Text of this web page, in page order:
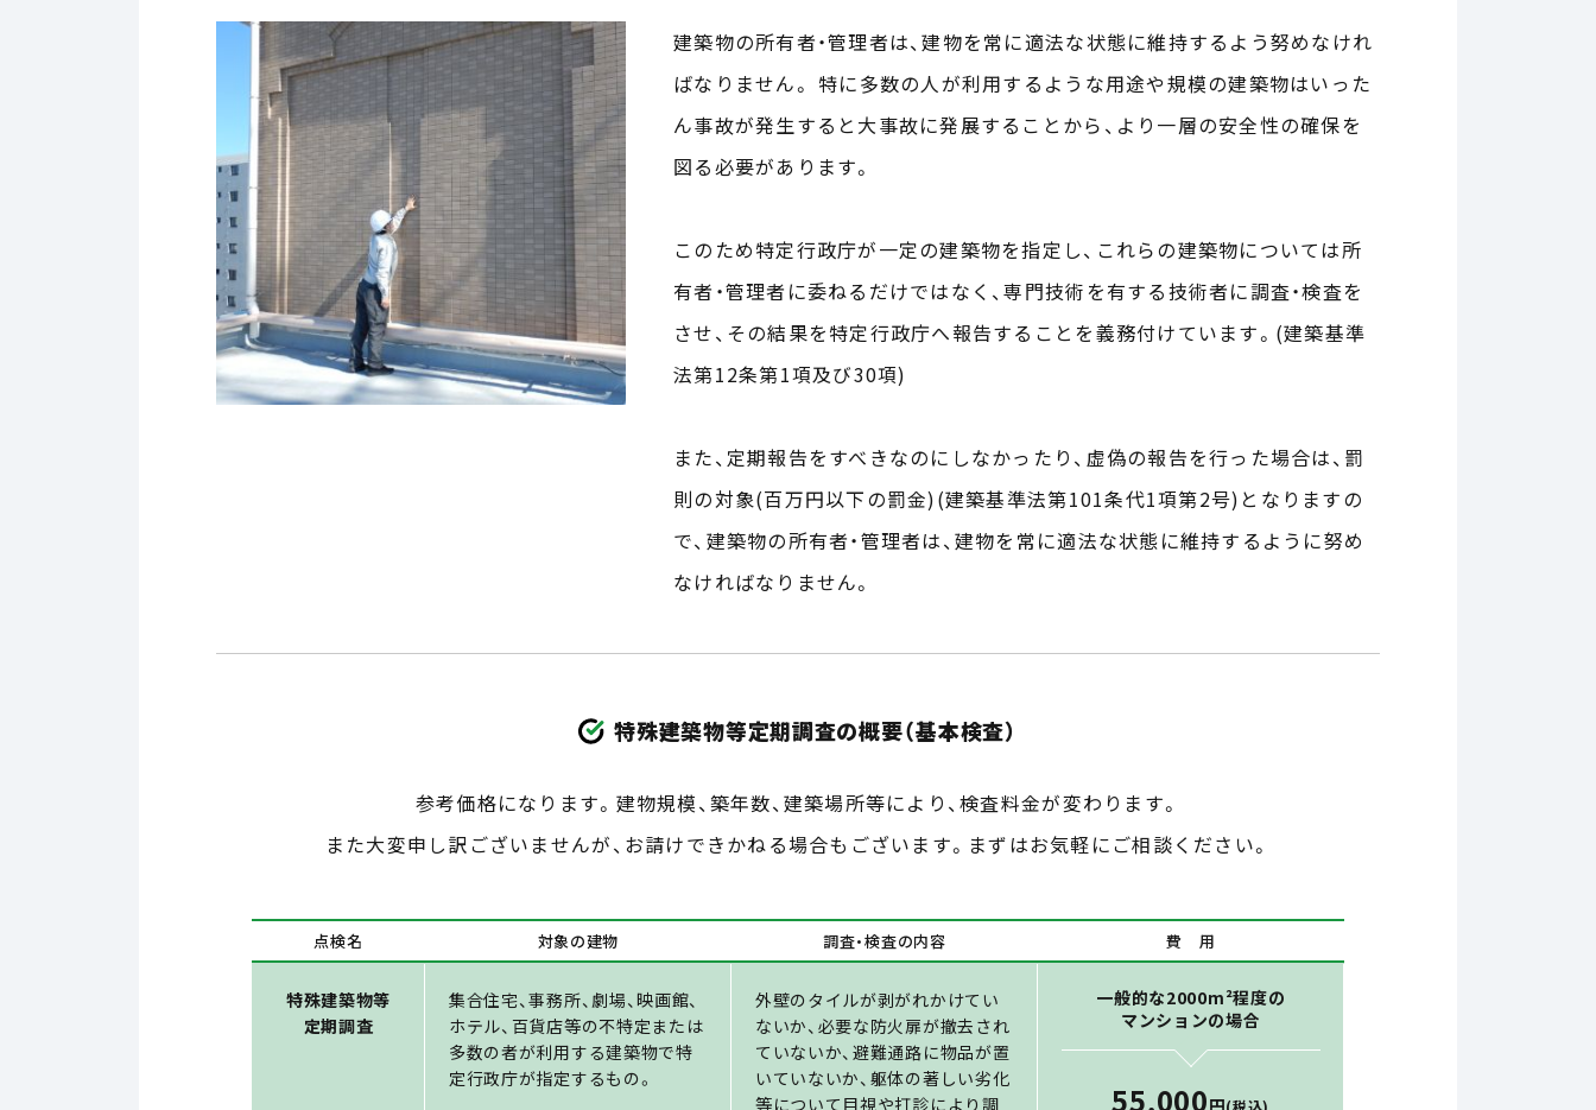
建築物の所有者・管理者は、建物を常に適法な状態に維持するよう努めなけれ
ばなりません。 特に多数の人が利用するような用途や規模の建築物はいった
ん事故が発生すると大事故に発展することから、より一層の安全性の確保を
図る必要があります。
このため特定行政庁が一定の建築物を指定し、これらの建築物については所
有者・管理者に委ねるだけではなく、専門技術を有する技術者に調査・検査を
させ、その結果を特定行政庁へ報告することを義務付けています。(建築基準
法第12条第1項及び30項)
また、定期報告をすべきなのにしなかったり、虚偽の報告を行った場合は、罰
則の対象(百万円以下の罰金)(建築基準法第101条代1項第2号)となりますの
で、建築物の所有者・管理者は、建物を常に適法な状態に維持するように努め
なければなりません。
特殊建築物等定期調査の概要（基本検査）
参考価格になります。建物規模、築年数、建築場所等により、検査料金が変わります。
また大変申し訳ございませんが、お請けできかねる場合もございます。まずはお気軽にご相談ください。
点検名
特殊建築物等
定期調査
対象の建物
集合住宅、事務所、劇場、映画館、
ホテル、百貨店等の不特定または
多数の者が利用する建築物で特
定行政庁が指定するもの。
調査・検査の内容
外壁のタイルが剥がれかけてい
ないか、必要な防火扉が撤去され
ていないか、避難通路に物品が置
いていないか、躯体の著しい劣化
等について目視や打診により調
費 用
一般的な2000m²程度の
マンションの場合
55,000円(税込)